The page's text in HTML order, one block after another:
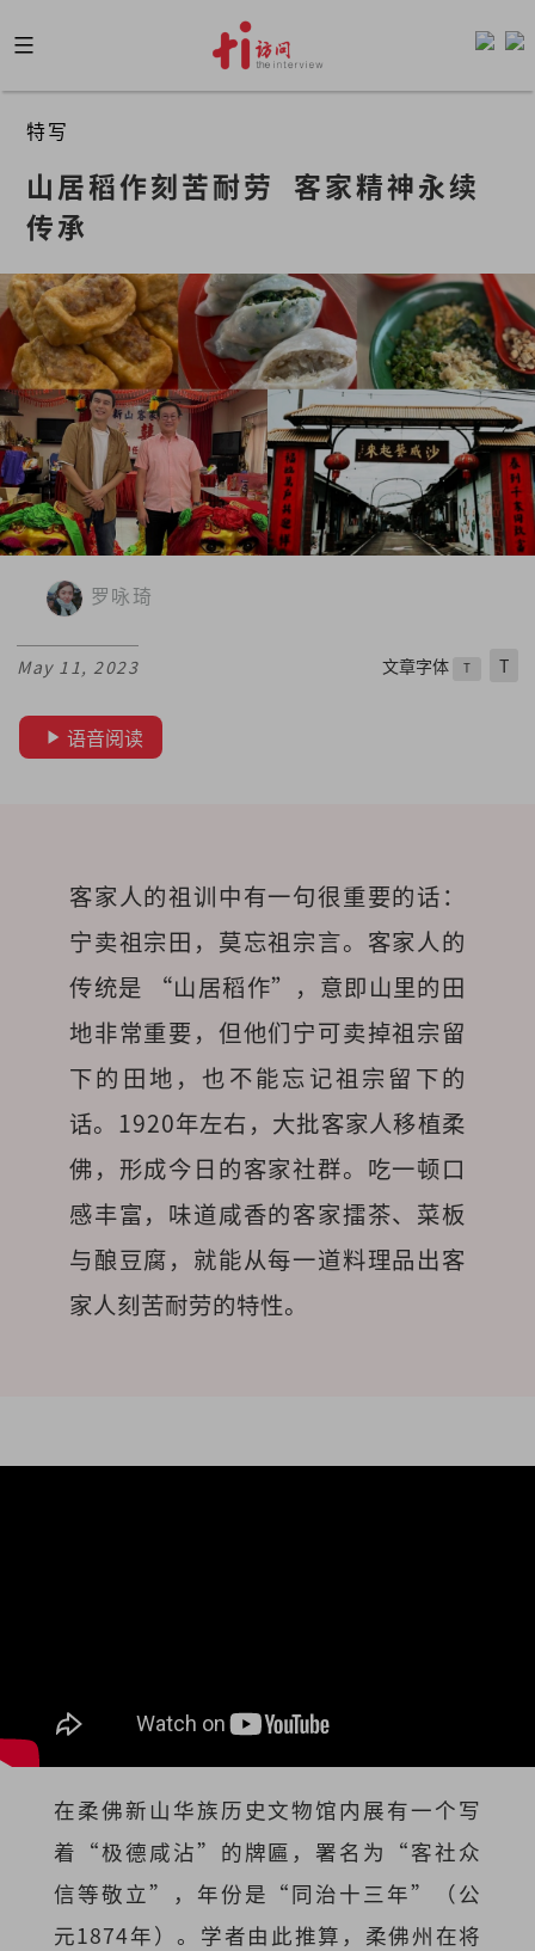
to
content
特写
山居稻作刻苦耐劳  客家精神永续
传承
罗咏琦
May 11, 2023 文章字体 T T
语音阅读
客家人的祖训中有一句很重要的话：
宁卖祖宗田，莫忘祖宗言。客家人的
传统是 “山居稻作”，意即山里的田
地非常重要，但他们宁可卖掉祖宗留
下的田地，也不能忘记祖宗留下的
话。1920年左右，大批客家人移植柔
佛，形成今日的客家社群。吃一顿口
感丰富，味道咸香的客家擂茶、菜板
与酿豆腐，就能从每一道料理品出客
家人刻苦耐劳的特性。
在柔佛新山华族历史文物馆内展有一个写
着“极德咸沾”的牌匾，署名为“客社众
信等敬立”，年份是“同治十三年”（公
元1874年）。学者由此推算，柔佛州在将